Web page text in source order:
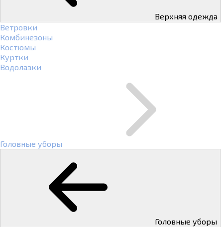
Верхняя одежда
Ветровки
Комбинезоны
Костюмы
Куртки
Водолазки
Головные уборы
Головные уборы